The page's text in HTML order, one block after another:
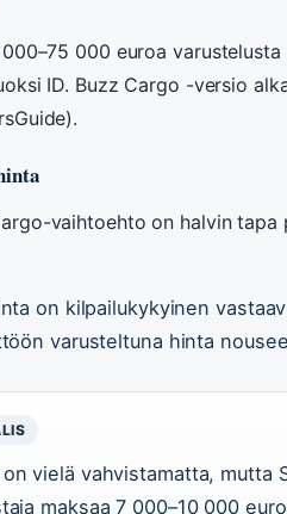
000 euroa
ID. Buzz Cargo -versio
vaihtoehto on halvin
on kilpailukykyinen
varusteltuna hinta
vielä vahvistamatta, mutta
maksaa 7 000–10 000